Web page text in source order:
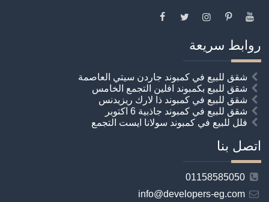
روابط سريعة
شقق للبيع في كمبوند جاردن سيتي العاصمة
شقق للبيع بكمبوند افلين التجمع الخامس
شقق للبيع في كمبوند ذا لارك ريزيدنس
شقق للبيع في كمبوند جاذبية 6 اكتوبر
فلل للبيع في كمبوند سولانا ايست التجمع
اتصل بنا